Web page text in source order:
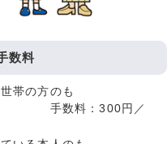
数料
帯の方のも
300円／